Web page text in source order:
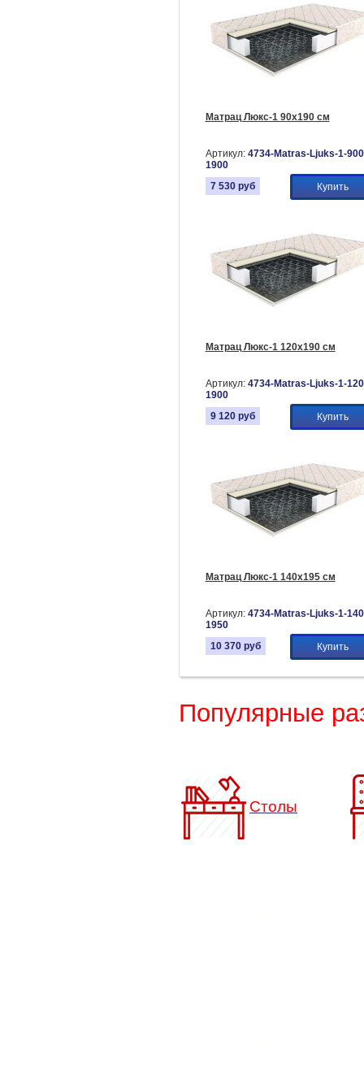
Матрац Люкс-1 90х190 см
Артикул: 4734-Matras-Ljuks-1-
1900
7 530 руб Купить
Матрац Люкс-1 120х190 см
Артикул: 4734-Matras-Ljuks-1-
1900
9 120 руб Купить
Матрац Люкс-1 140х195 см
Артикул: 4734-Matras-Ljuks-1-
1950
10 370 руб Купить
Популярные
Столы